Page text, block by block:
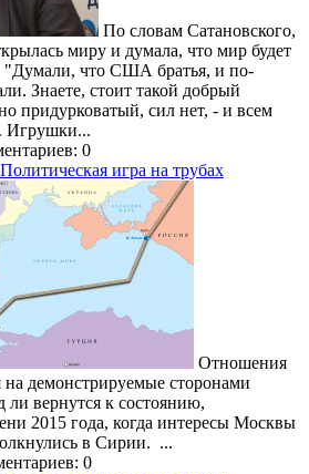
По словам Сатановского,
миру и думала, что мир будет
"Думали, что США братья, и по-
Знаете, стоит такой добрый
придурковатый, сил нет, - и всем
Игрушки...
0
игра на трубах
Отношения
демонстрируемые сторонами
ли вернутся к состоянию,
2015 года, когда интересы Москвы
в Сирии. ...
0